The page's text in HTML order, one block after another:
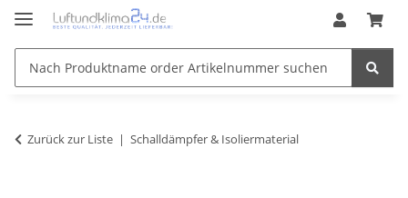
Zurück zur Liste Schalldämpfer & Isoliermaterial